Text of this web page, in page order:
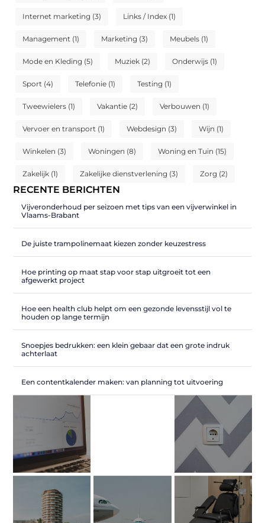
Internet marketing (3) Links / Index (1)
Management (1) Marketing (3) Meubels (1)
Mode en Kleding (5) Muziek (2) Onderwijs (1)
Sport (4) Telefonie (1) Testing (1)
Tweewielers (1) Vakantie (2) Verbouwen (1)
Vervoer en transport (1) Webdesign (3) Wijn (1)
Winkelen (3) Woningen (8) Woning en Tuin (15)
Zakelijk (1) Zakelijke dienstverlening (3) Zorg (2)
RECENTE BERICHTEN
Vijveronderhoud per seizoen met tips van een vijverwinkel in
Vlaams-Brabant
De juiste trampolinemaat kiezen zonder keuzestress
Hoe printing op maat stap voor stap uitgroeit tot een
afgewerkt project
Hoe een health club helpt om een gezonde levensstijl vol te
houden op lange termijn
Snoepjes bedrukken: een klein gebaar dat een grote indruk
achterlaat
Een contentkalender maken: van planning tot uitvoering